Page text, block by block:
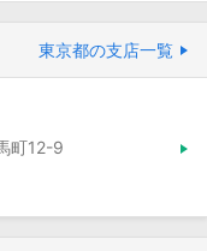
東京都の支店一覧
町12-9